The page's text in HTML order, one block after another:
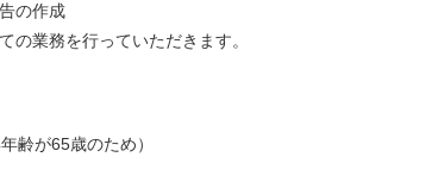
の作成
の業務を行っていただきます。
齢が65歳のため）